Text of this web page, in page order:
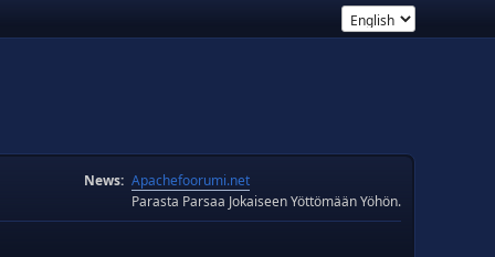
News: Apachefoorumi.net
Parasta Parsaa Jokaiseen Yöttömään Yöhön.